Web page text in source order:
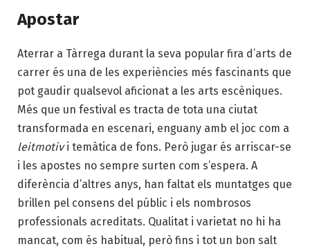
Apostar
Aterrar a Tàrrega durant la seva popular fira d’arts de
carrer és una de les experiències més fascinants que
pot gaudir qualsevol aficionat a les arts escèniques.
Més que un festival es tracta de tota una ciutat
transformada en escenari, enguany amb el joc com a
leitmotivi temàtica de fons. Però jugar és arriscar-se
i les apostes no sempre surten com s’espera. A
diferència d’altres anys, han faltat els muntatges que
brillen pel consens del públic i els nombrosos
professionals acreditats. Qualitat i varietat no hi ha
mancat, com és habitual, però fins i tot un bon salt